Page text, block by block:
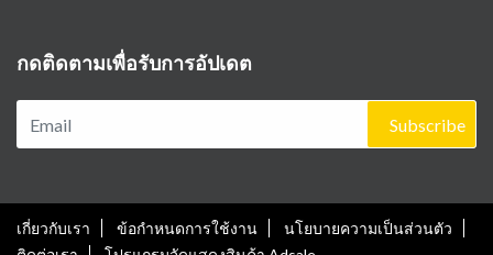
กดติดตามเพื่อรับการอัปเดต
Subscribe
เกี่ยวกับเรา ข้อกำหนดการใช้งาน
นโยบายความเป็นส่วนตัว